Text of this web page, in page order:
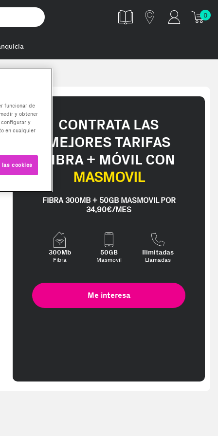
0
CONTRATA LAS
MEJORES TARIFAS
FIBRA + MÓVIL CON
MASMOVIL
FIBRA 300MB + 50GB MASMOVIL POR
34,90€/MES
300Mb
Fibra
50GB
Masmovil
Ilimitadas
Llamadas
Me interesa
funcionar de
y obtener
y
en cualquier
cookies